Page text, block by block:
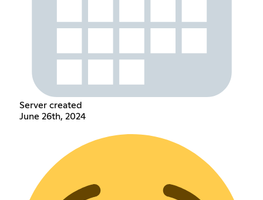
Server created
June 26th, 2024